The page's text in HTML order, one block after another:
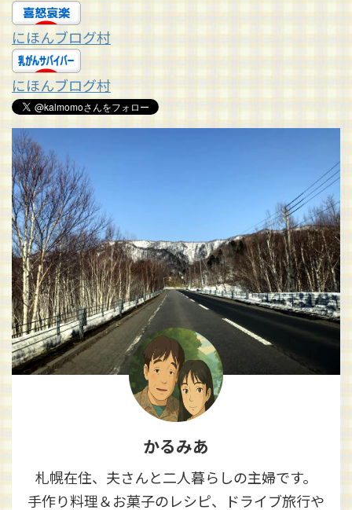
にほんブログ村
にほんブログ村
かるみあ
札幌在住、夫さんと二人暮らしの主婦です。
手作り料理＆お菓子のレシピ、ドライブ旅行や